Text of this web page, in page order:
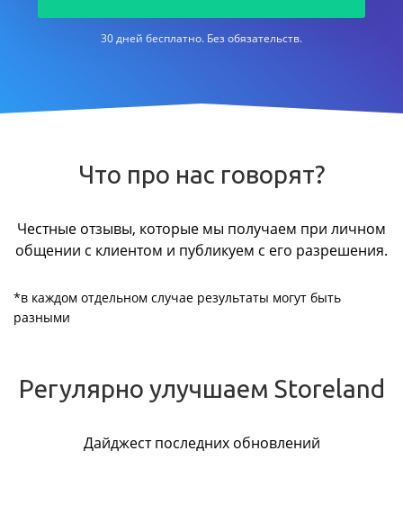
30 дней бесплатно. Без обязательств.
Что про нас говорят?
Честные отзывы, которые мы получаем при личном
общении с клиентом и публикуем с его разрешения.
*в каждом отдельном случае результаты могут быть
разными
Регулярно улучшаем Storeland
Дайджест последних обновлений